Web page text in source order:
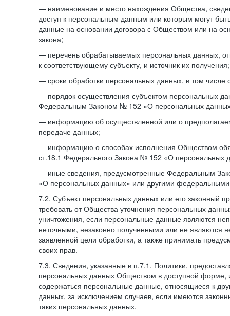
— наименование и место нахождения Общества,
доступ к персональным данным или которым могут
данные на основании договора с Обществом или на
закона;
— перечень обрабатываемых персональных данных,
к соответствующему субъекту, и источник их получения;
— сроки обработки персональных данных, в том числе
— порядок осуществления субъектом персональных
Федеральным Законом № 152 «О персональных
— информацию об осуществленной или о
передаче данных;
— информацию о способах исполнения Обществом
ст.18.1 Федерального Закона № 152 «О персональных
— иные сведения, предусмотренные Федеральным
«О персональных данных» или другими
7.2. Субъект персональных данных или его законный
требовать от Общества уточнения персональных
уничтожения, если персональные данные являются
неточными, незаконно полученными или не являются
заявленной цели обработки, а также принимать
своих прав.
7.3. Сведения, указанные в п.7.1. Политики,
персональных данных Обществом в доступной форме,
содержаться персональные данные, относящиеся к
данных, за исключением случаев, если имеются
таких персональных данных.